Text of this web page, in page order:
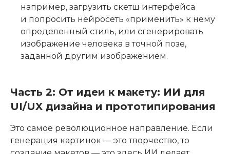
например, загрузить скетш интерфейса
и попросить нейросеть «применить» к нему
определенный стиль, или сгенерировать
изображение человека в точной позе,
заданной другим изображением.
Часть 2: От идеи к макету: ИИ для
UI/UX дизайна и прототипирования
Это самое революционное направление. Если
генерация картинок — это творчество, то